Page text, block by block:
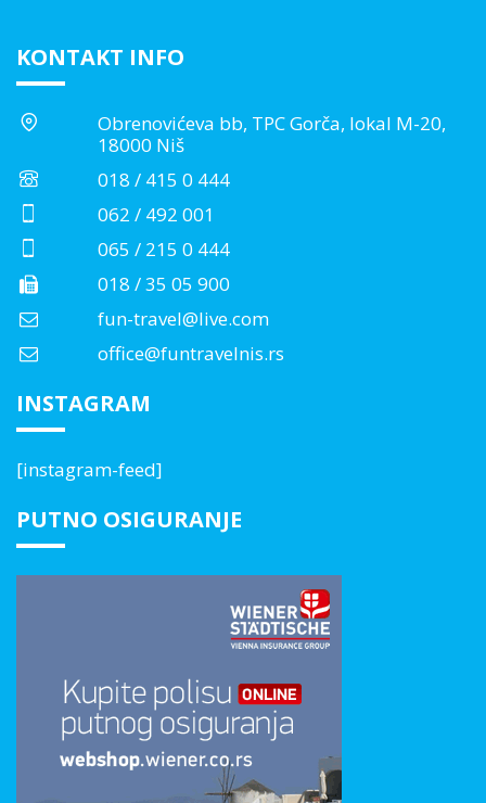
KONTAKT INFO
Obrenovićeva bb, TPC Gorča, lokal M-20,
18000 Niš
018 / 415 0 444
062 / 492 001
065 / 215 0 444
018 / 35 05 900
fun-travel@live.com
office@funtravelnis.rs
INSTAGRAM
[instagram-feed]
PUTNO OSIGURANJE